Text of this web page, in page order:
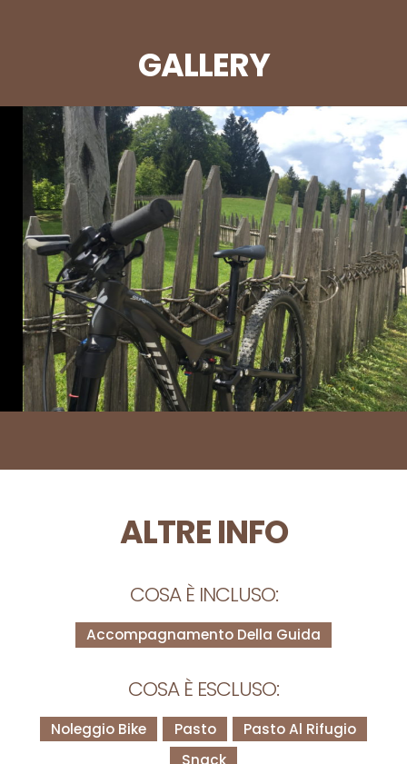
GALLERY
ALTRE INFO
COSA È INCLUSO:
Accompagnamento Della Guida
COSA È ESCLUSO:
Noleggio Bike Pasto
Pasto Al Rifugio
Snack